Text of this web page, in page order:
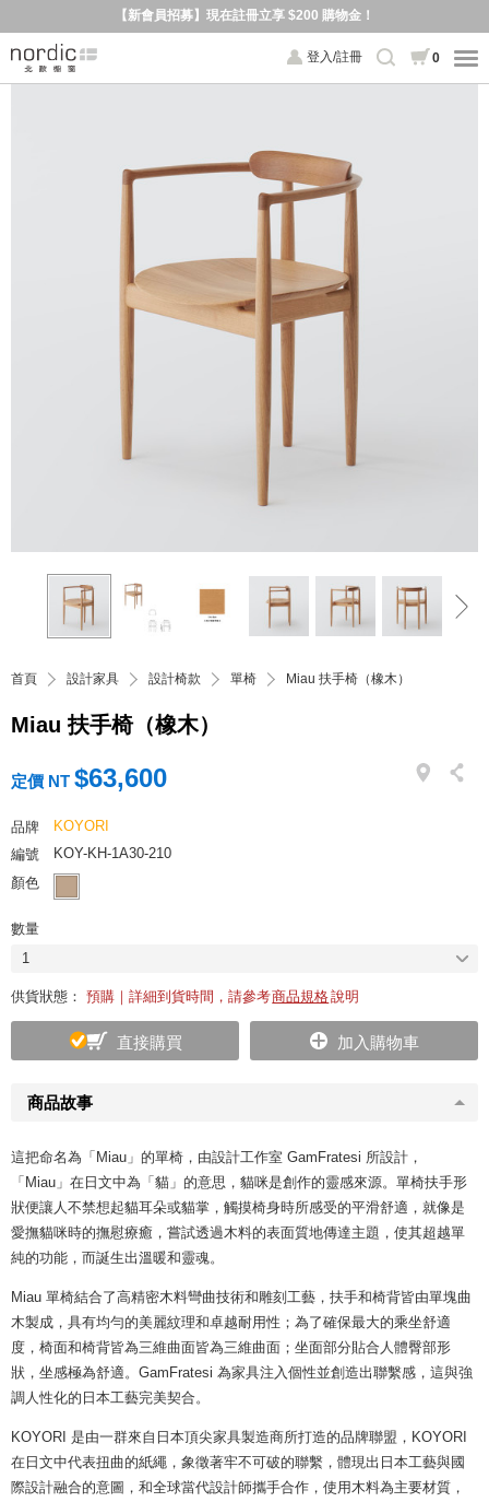
【新會員招募】現在註冊立享 $200 購物金！
登入/註冊 0
首頁 設計家具 設計椅款 單椅 Miau 扶手椅（橡木）
Miau 扶手椅（橡木）
商品故事
這把命名為「Miau」的單椅，由設計工作室 GamFratesi 所設計，
「Miau」在日文中為「貓」的意思，貓咪是創作的靈感來源。單椅扶手形
狀便讓人不禁想起貓耳朵或貓掌，觸摸椅身時所感受的平滑舒適，就像是
愛撫貓咪時的撫慰療癒，嘗試透過木料的表面質地傳達主題，使其超越單
純的功能，而誕生出溫暖和靈魂。
Miau 單椅結合了高精密木料彎曲技術和雕刻工藝，扶手和椅背皆由單塊曲
木製成，具有均勻的美麗紋理和卓越耐用性；為了確保最大的乘坐舒適
度，椅面和椅背皆為三維曲面皆為三維曲面；坐面部分貼合人體臀部形
狀，坐感極為舒適。GamFratesi 為家具注入個性並創造出聯繫感，這與強
調人性化的日本工藝完美契合。
KOYORI 是由一群來自日本頂尖家具製造商所打造的品牌聯盟，KOYORI
在日文中代表扭曲的紙繩，象徵著牢不可破的聯繫，體現出日本工藝與國
際設計融合的意圖，和全球當代設計師攜手合作，使用木料為主要材質，
定價 NT $63,600
品牌
KOYORI
編號
KOY-KH-1A30-210
顏色
數量
1
供貨狀態： 預購｜詳細到貨時間，請參考商品規格說明
直接購買 加入購物車